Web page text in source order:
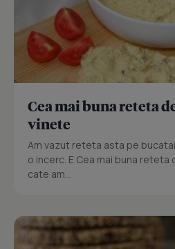
Cea mai buna reteta
vinete
Am vazut reteta asta pe
o incerc. E Cea mai buna
cate am...